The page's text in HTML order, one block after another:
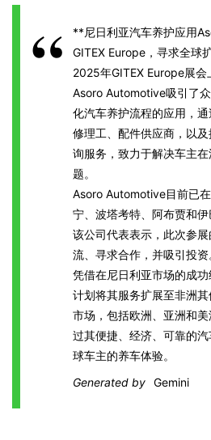
**尼日利亚汽车养护应用
GITEX Europe，寻求全球
2025年GITEX Europe展会
Asoro Automotive吸引了
化汽车养护流程的应用，
修理工、配件供应商，以
询服务，致力于解决车主
题。
Asoro Automotive目前已
宁、波塔考特、阿布贾和伊
该公司代表表示，此次参
流、寻求合作，并吸引投资
凭借在尼日利亚市场的成
计划将其服务扩展至非洲
市场，包括欧洲、亚洲和
过其便捷、经济、可靠的
球车主的养车体验。
Generated by Gemini